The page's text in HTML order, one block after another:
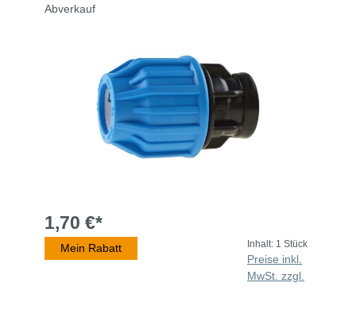
Abverkauf
1,70 €*
Mein Rabatt Inhalt: 1 Stück
Preise inkl.
MwSt. zzgl.